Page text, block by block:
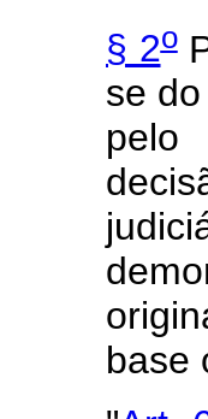
§ 2o
se
pelo
base